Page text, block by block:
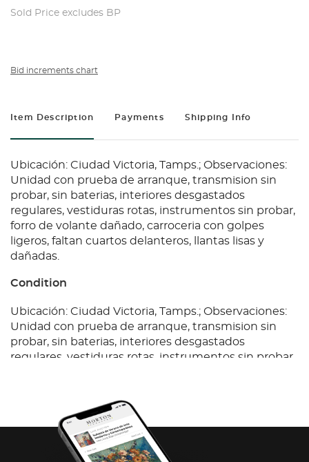
Sold Price excludes BP
Bid increments chart
Item Description Payments Shipping Info
Ubicación: Ciudad Victoria, Tamps.; Observaciones:
Unidad con prueba de arranque, transmision sin
probar, sin baterias, interiores desgastados
regulares, vestiduras rotas, instrumentos sin probar,
forro de volante dañado, carroceria con golpes
ligeros, faltan cuartos delanteros, llantas lisas y
dañadas.
Condition
Ubicación: Ciudad Victoria, Tamps.; Observaciones:
Unidad con prueba de arranque, transmision sin
probar, sin baterias, interiores desgastados
regulares, vestiduras rotas, instrumentos sin probar,